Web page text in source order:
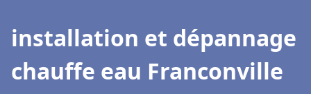
installation et dépannage
chauffe eau Franconville